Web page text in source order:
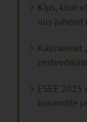
Kips, kiud
uus juhend
Käsiraamat
ESEE 2025
kuvandile